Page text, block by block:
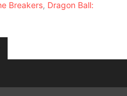
Breakers, Dragon Ball: